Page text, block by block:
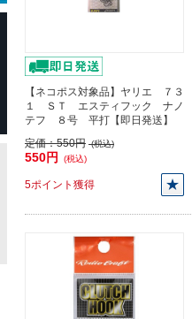
【ネコポス対象品】ヤリエ ７３
１ ＳＴ エスティフック ナノ
テフ ８号 平打【即日発送】
定価：550円 (税込)
550円 (税込)
5ポイント獲得